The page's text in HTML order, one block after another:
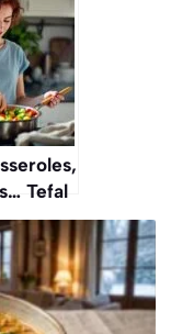
: le
qui
Tefal
à prix
Darty